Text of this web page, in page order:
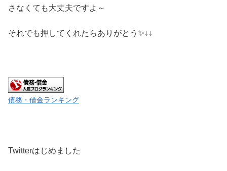
さなくても大丈夫ですよ～
それでも押してくれたらありがとう✨↓↓
債務・借金ランキング
Twitterはじめました